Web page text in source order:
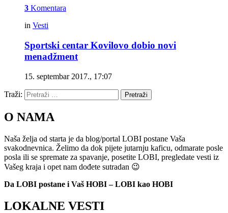
3 Komentara
in Vesti
Sportski centar Kovilovo dobio novi
menadžment
15. septembar 2017., 17:07
Traži: Pretraži
O NAMA
Naša želja od starta je da blog/portal LOBI postane Vaša
svakodnevnica. Želimo da dok pijete jutarnju kaficu, odmarate posle
posla ili se spremate za spavanje, posetite LOBI, pregledate vesti iz
Vašeg kraja i opet nam dođete sutradan 😉
Da LOBI postane i Vaš HOBI – LOBI kao HOBI
LOKALNE VESTI